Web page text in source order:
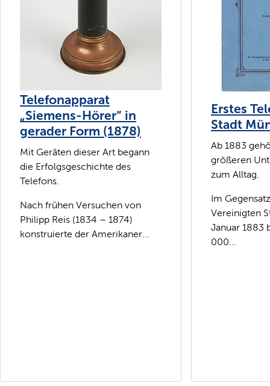
Telefonapparat
„Siemens-Hörer“ in
gerader Form (1878)
Mit Geräten dieser Art begann
die Erfolgsgeschichte des
Telefons.
Nach frühen Versuchen von
Philipp Reis (1834 – 1874)
konstruierte der Amerikaner...
Erstes
Stadt
Ab 1883
größeren
zum Alltag.
Im
Vereinigten
Januar 1883
000...